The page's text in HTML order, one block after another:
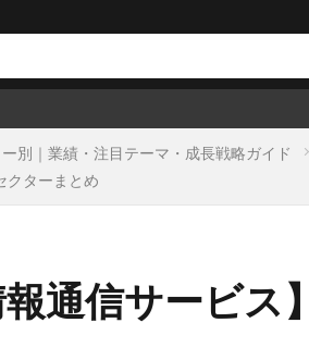
別｜業績・注目テーマ・成長戦略ガイド
クターまとめ
通信サービス